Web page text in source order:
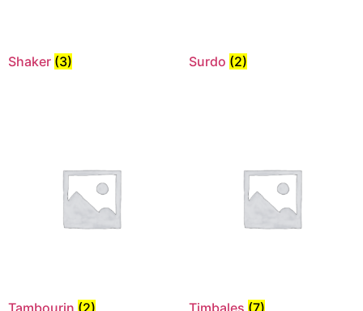
Shaker (3) Surdo (2)
Tambourin (2) Timbales (7)